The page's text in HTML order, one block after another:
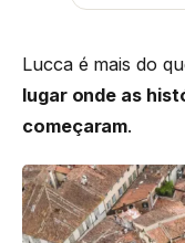
Lucca é mais do
lugar onde as
começaram.